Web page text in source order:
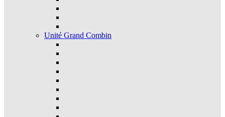
Unité Grand Combin